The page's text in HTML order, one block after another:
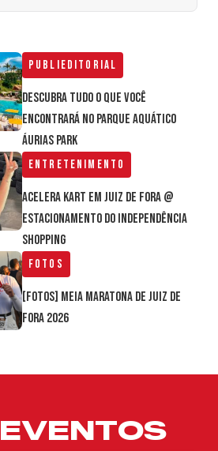
Publieditorial
Descubra tudo o que você
encontrará no parque aquático
Áurias Park
Entretenimento
Acelera Kart em Juiz de Fora @
estacionamento do Independência
Shopping
Fotos
[FOTOS] Meia Maratona de Juiz de
Fora 2026
EVENTOS